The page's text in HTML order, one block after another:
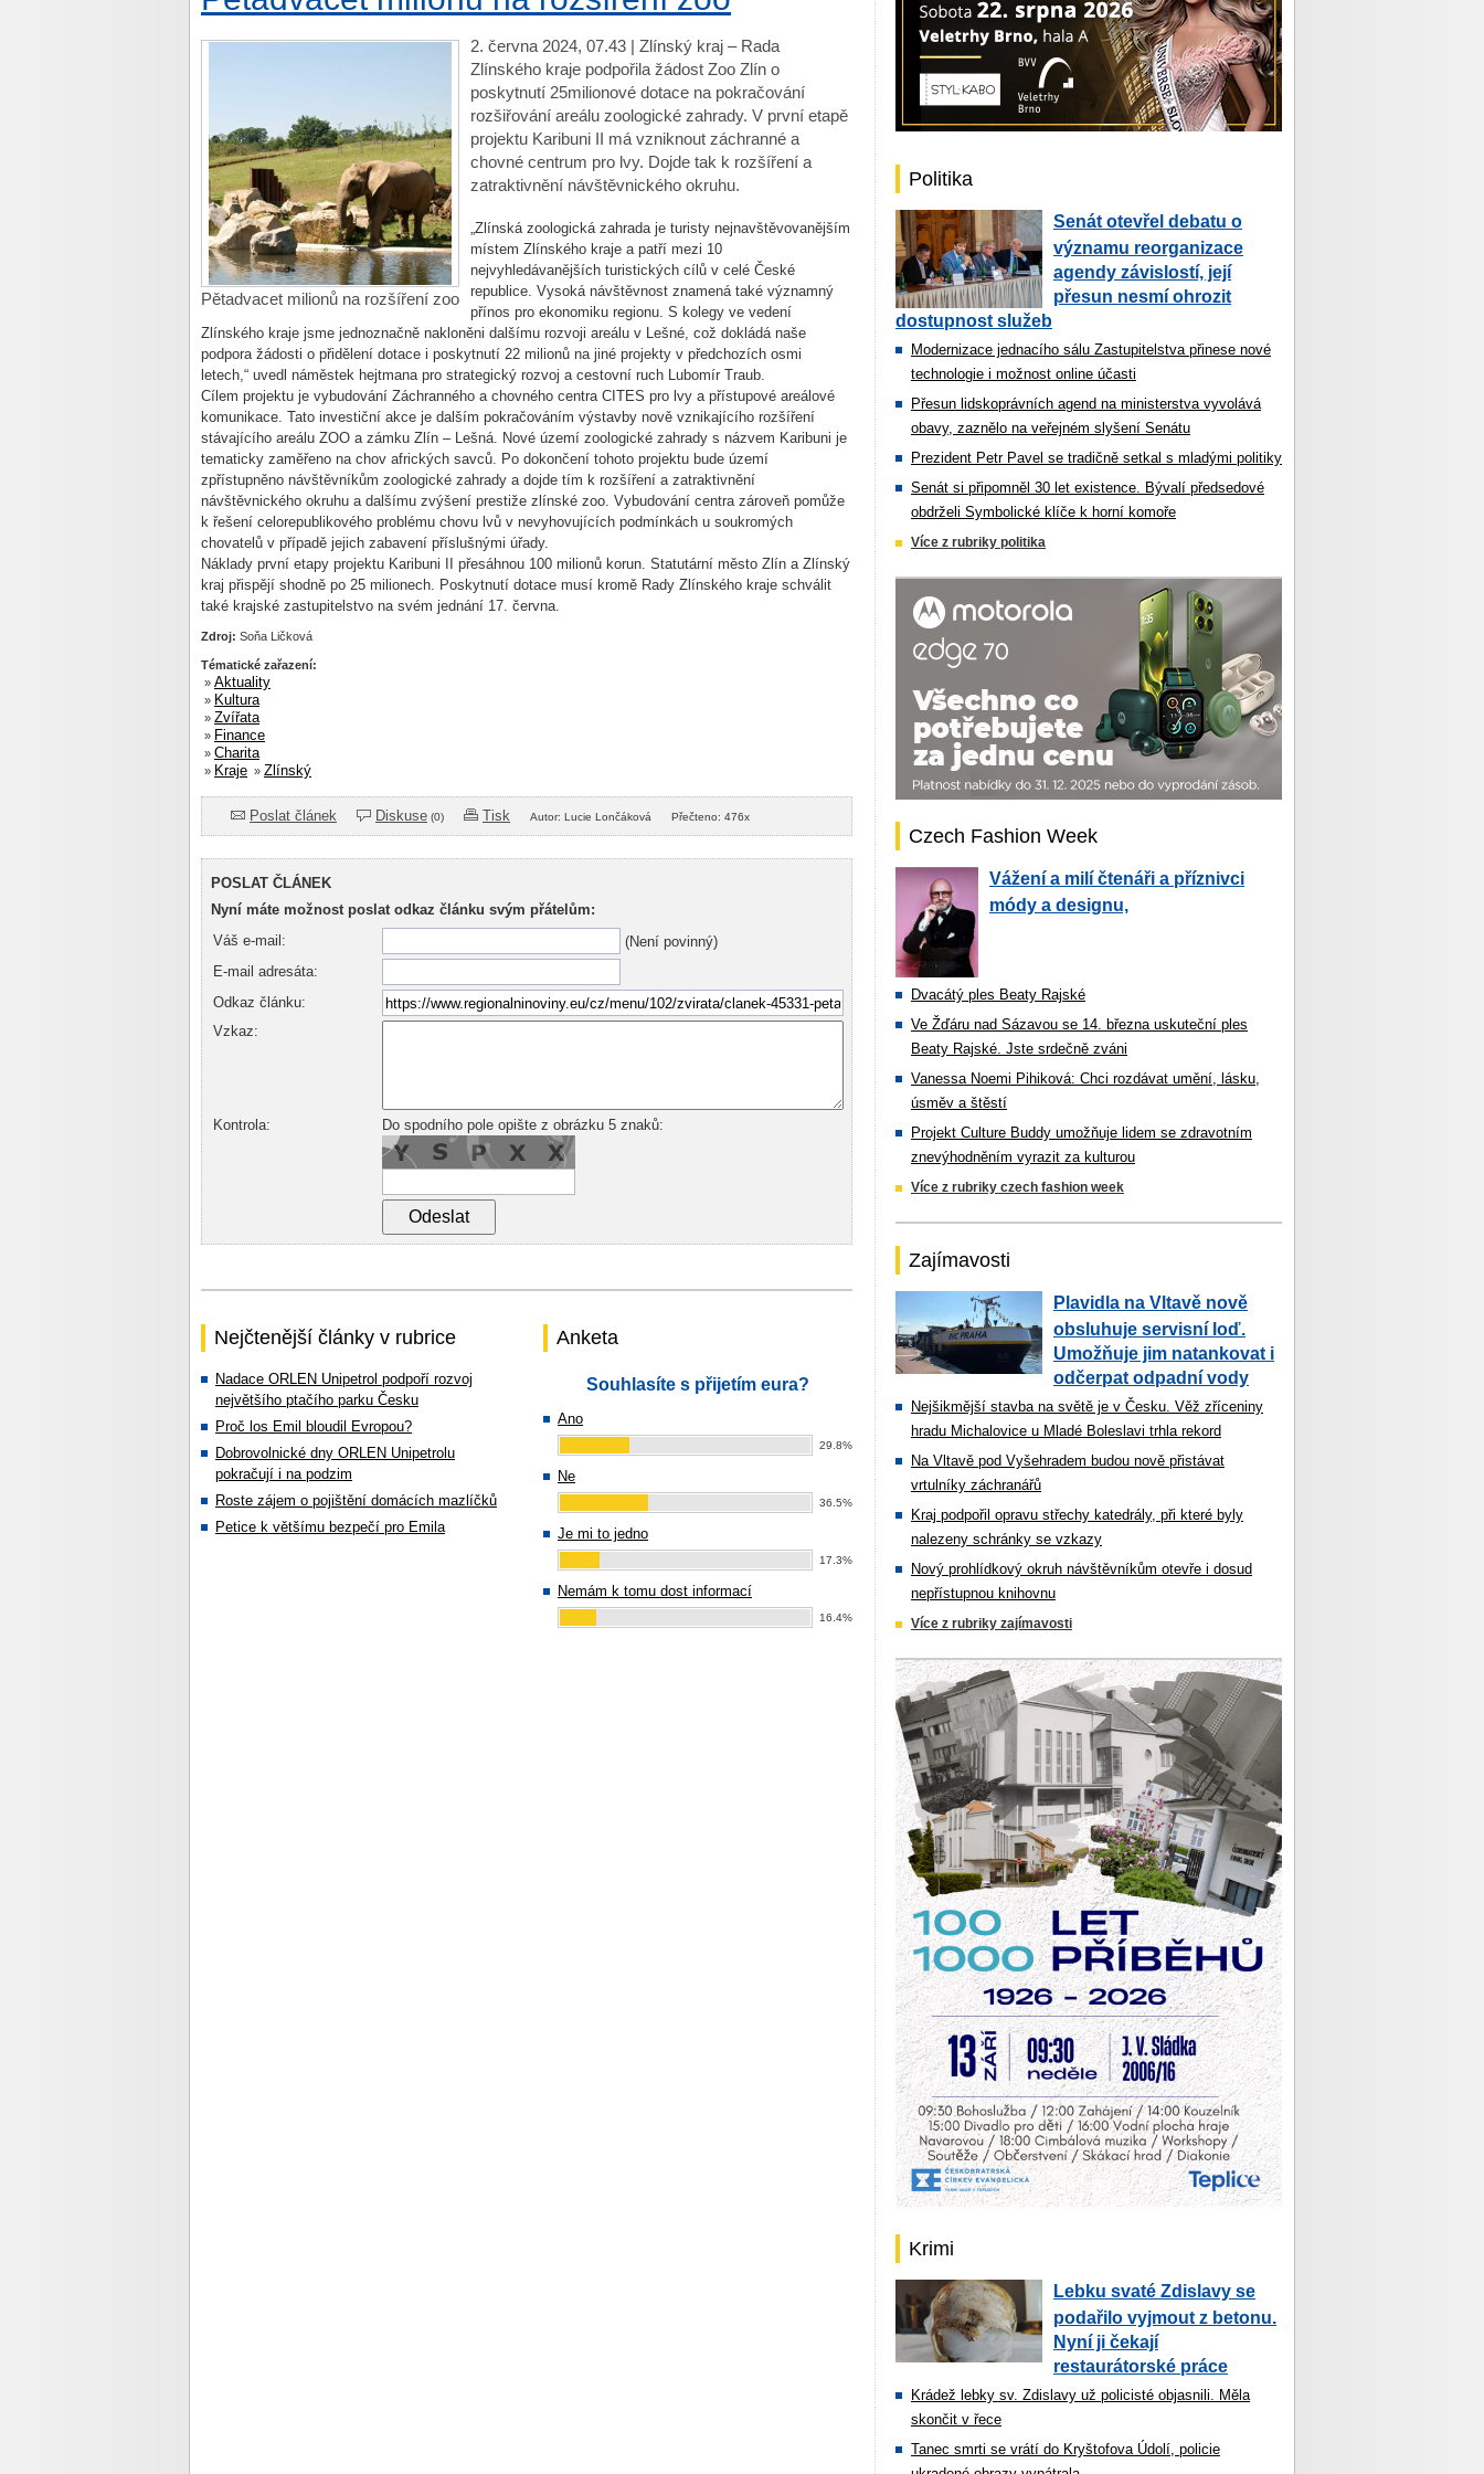
Pětadvacet milionů na rozšíření zoo
2. června 2024, 07.43 | Zlínský kraj – Rada
Zlínského kraje podpořila žádost Zoo Zlín o
poskytnutí 25milionové dotace na pokračování
rozšiřování areálu zoologické zahrady. V první etapě
projektu Karibuni II má vzniknout záchranné a
chovné centrum pro lvy. Dojde tak k rozšíření a
zatraktivnění návštěvnického okruhu.
„Zlínská zoologická zahrada je turisty nejnavštěvovanějším
místem Zlínského kraje a patří mezi 10
nejvyhledávanějších turistických cílů v celé České
republice. Vysoká návštěvnost znamená také významný
přínos pro ekonomiku regionu. S kolegy ve vedení
Zlínského kraje jsme jednoznačně nakloněni dalšímu rozvoji areálu v Lešné, což dokládá naše
podpora žádosti o přidělení dotace i poskytnutí 22 milionů na jiné projekty v předchozích osmi
letech,“ uvedl náměstek hejtmana pro strategický rozvoj a cestovní ruch Lubomír Traub.
Cílem projektu je vybudování Záchranného a chovného centra CITES pro lvy a přístupové areálové
komunikace. Tato investiční akce je dalším pokračováním výstavby nově vznikajícího rozšíření
stávajícího areálu ZOO a zámku Zlín – Lešná. Nové území zoologické zahrady s názvem Karibuni je
tematicky zaměřeno na chov afrických savců. Po dokončení tohoto projektu bude území
zpřístupněno návštěvníkům zoologické zahrady a dojde tím k rozšíření a zatraktivnění
návštěvnického okruhu a dalšímu zvýšení prestiže zlínské zoo. Vybudování centra zároveň pomůže
k řešení celorepublikového problému chovu lvů v nevyhovujících podmínkách u soukromých
chovatelů v případě jejich zabavení příslušnými úřady.
Náklady první etapy projektu Karibuni II přesáhnou 100 milionů korun. Statutární město Zlín a Zlínský
kraj přispějí shodně po 25 milionech. Poskytnutí dotace musí kromě Rady Zlínského kraje schválit
také krajské zastupitelstvo na svém jednání 17. června.
Zdroj: Soňa Ličková
Tématické zařazení:
» Aktuality
» Kultura
» Zvířata
» Finance
» Charita
» Kraje » Zlínský
Poslat článek Diskuse (0) Tisk Autor: Lucie Lončáková Přečteno: 476x
POSLAT ČLÁNEK
Nyní máte možnost poslat odkaz článku svým přátelům:
Váš e-mail:
(Není povinný)
E-mail adresáta:
Odkaz článku:
Vzkaz:
Kontrola: Do spodního pole opište z obrázku 5 znaků:
Nejčtenější články v rubrice
Nadace ORLEN Unipetrol podpoří rozvoj
největšího ptačího parku Česku
Proč los Emil bloudil Evropou?
Dobrovolnické dny ORLEN Unipetrolu
pokračují i na podzim
Roste zájem o pojištění domácích mazlíčků
Petice k většímu bezpečí pro Emila
Anketa
Souhlasíte s přijetím eura?
Ano
29.8%
Ne
36.5%
Je mi to jedno
17.3%
Nemám k tomu dost informací
16.4%
Politika
Senát otevřel debatu o
významu reorganizace
agendy závislostí, její
přesun nesmí ohrozit
dostupnost služeb
Modernizace jednacího sálu Zastupitelstva přinese nové
technologie i možnost online účasti
Přesun lidskoprávních agend na ministerstva vyvolává
obavy, zaznělo na veřejném slyšení Senátu
Prezident Petr Pavel se tradičně setkal s mladými politiky
Senát si připomněl 30 let existence. Bývalí předsedové
obdrželi Symbolické klíče k horní komoře
Více z rubriky politika
Czech Fashion Week
Vážení a milí čtenáři a příznivci
módy a designu,
Dvacátý ples Beaty Rajské
Ve Žďáru nad Sázavou se 14. března uskuteční ples
Beaty Rajské. Jste srdečně zváni
Vanessa Noemi Pihiková: Chci rozdávat umění, lásku,
úsměv a štěstí
Projekt Culture Buddy umožňuje lidem se zdravotním
znevýhodněním vyrazit za kulturou
Více z rubriky czech fashion week
Zajímavosti
Plavidla na Vltavě nově
obsluhuje servisní loď.
Umožňuje jim natankovat i
odčerpat odpadní vody
Nejšikmější stavba na světě je v Česku. Věž zříceniny
hradu Michalovice u Mladé Boleslavi trhla rekord
Na Vltavě pod Vyšehradem budou nově přistávat
vrtulníky záchranářů
Kraj podpořil opravu střechy katedrály, při které byly
nalezeny schránky se vzkazy
Nový prohlídkový okruh návštěvníkům otevře i dosud
nepřístupnou knihovnu
Více z rubriky zajímavosti
Krimi
Lebku svaté Zdislavy se
podařilo vyjmout z betonu.
Nyní ji čekají
restaurátorské práce
Krádež lebky sv. Zdislavy už policisté objasnili. Měla
skončit v řece
Tanec smrti se vrátí do Kryštofova Údolí, policie